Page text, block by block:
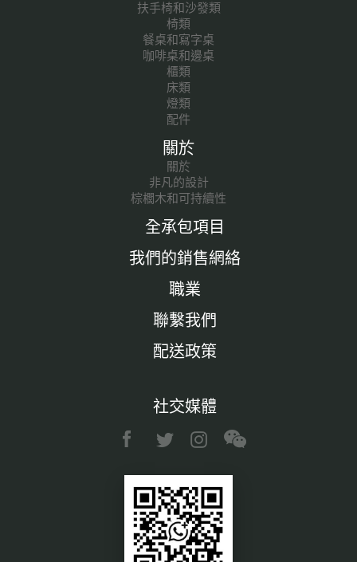
扶手椅和沙發類
椅類
餐桌和寫字桌
咖啡桌和邊桌
櫃類
床類
燈類
配件
關於
關於
非凡的設計
棕櫚木和可持續性
全承包項目
我們的銷售網絡
職業
聯繫我們
配送政策
社交媒體